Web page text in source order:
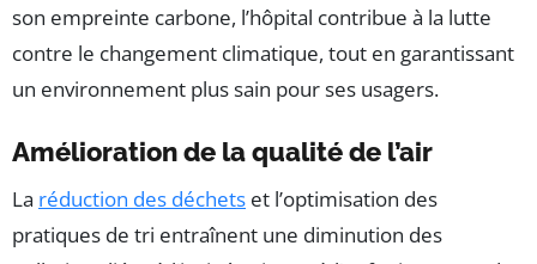
son empreinte carbone, l’hôpital contribue à la lutte
contre le changement climatique, tout en garantissant
un environnement plus sain pour ses usagers.
Amélioration de la qualité de l’air
La réduction des déchets et l’optimisation des
pratiques de tri entraînent une diminution des